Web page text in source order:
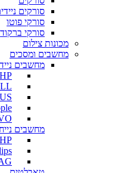
סורקים
סורקי פוטו
סורקי ברקוד
מכונות צילום
מחשבים ומסכים
מחשבים
HP
מחשבים
HP